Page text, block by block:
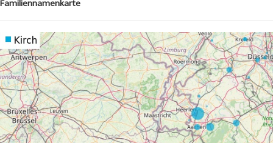
Familiennamenkarte